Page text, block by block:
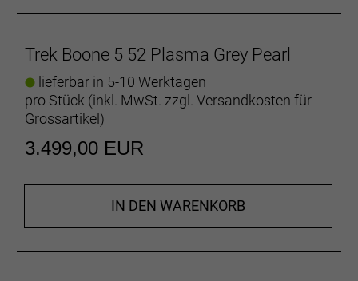
Nachgiebigkeit, damit du länger kraftvoller in die
Pedale treten kannst.
- Geometrie und Rohrprofile des Boone sind voll und
ganz auf Cyclocross ausgelegt und erleichtern das
Schultern des Rads, damit du wirklich alle
Streckenabschnitte dominieren kannst.
effizienter als Rahmen aus Aluminium und damit
auf jeder Cyclocross-Strecke die unbestrittenen
Könige.
Trek Boone 5 52 Plasma Grey Pearl
lieferbar in 5-10 Werktagen
pro Stück (inkl. MwSt. zzgl. Versandkosten für
Grossartikel)
3.499,00 EUR
IN DEN WARENKORB